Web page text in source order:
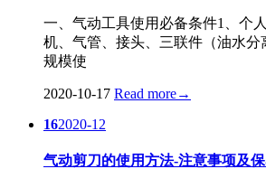
一、气动工具使用必备条件1、个
机、气管、接头、三联件（油水分
规模使
2020-10-17 Read more→
162020-12
气动剪刀的使用方法-注意事项及